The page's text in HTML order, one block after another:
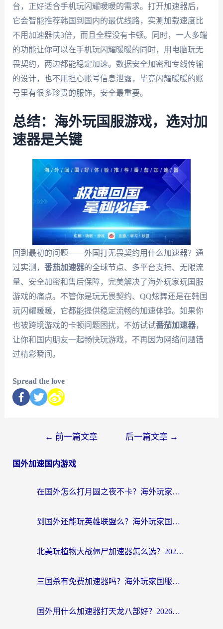
台，正好适合手机玩闪耀暖暖的需求。打开加速器后，
它会智能推荐韩国到国内的最优线路，实测加载速度比
不用加速器快3倍，而且全程没有卡顿。同时，一人多端
的功能让你可以在手机玩闪耀暖暖的同时，用电脑玩无
畏契约，两边都能稳定加速。数据安全加密和专线传输
的设计，也不用担心账号信息泄露，毕竟闪耀暖暖的账
号里有很多珍贵的服饰，安全最重要。
总结：海外玩国服游戏，选对加
速器是关键
回到最初的问题——外国打无畏契约用什么加速器？通
过实测， 番茄加速器的全球节点、多平台支持、无限流
量、安全加密和售后保障，完美解决了海外玩家玩国服
游戏的痛点。不管你是玩无畏契约、QQ炫舞还是在韩国
玩闪耀暖暖，它都能提供稳定流畅的加速体验。如果你
也被跨境游戏的卡顿问题困扰，不妨试试番茄加速器，
让你和国内朋友一起畅快玩游戏，不再因为网络问题错
过精彩瞬间。
Spread the love
← 前一篇文章 后一篇文章 →
国外加速国内游戏
在国外怎么打月圆之夜不卡？海外玩家国服游戏加速终极指南（附巴西英国游戏适配方案）
到国外还能玩英雄联盟么？海外玩家国服游戏畅玩终极指南
北美玩植物大战僵尸加速器怎么选？2026海外党必看的国服游戏加速指南
三国杀有免费加速器吗？海外玩家国服畅玩终极指南（附泰国南非专属解决方案）
国外用什么加速器打天龙八部好？2026海外玩家国服游戏加速全攻略